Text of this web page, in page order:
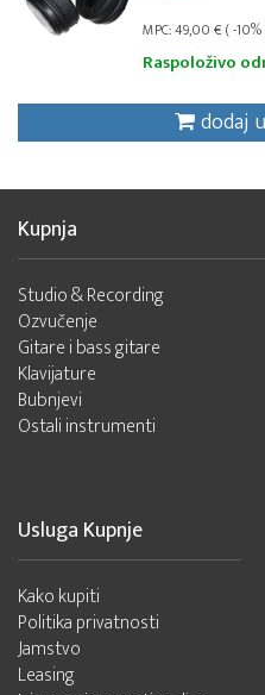
MPC: 49,00 € ( -10%
Raspoloživo
dodaj
Kupnja
Studio & Recording
Ozvučenje
Gitare i bass gitare
Klavijature
Bubnjevi
Ostali instrumenti
Usluga Kupnje
Kako kupiti
Politika privatnosti
Jamstvo
Leasing